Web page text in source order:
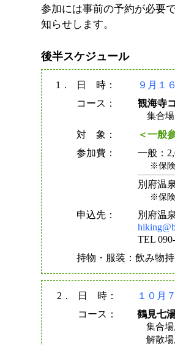
参加には事前の予約が必要
知らせします。
後半スケジュール
1． 日 時：
９月１
コース：
観海寺
集合
対 象： ＜一般
参加費： 一般：
※保
別府温
※保
申込先：
別府温
TEL
持物・服装：飲み物
2． 日 時：
１０月
コース：
鶴見七
集合場
解散場